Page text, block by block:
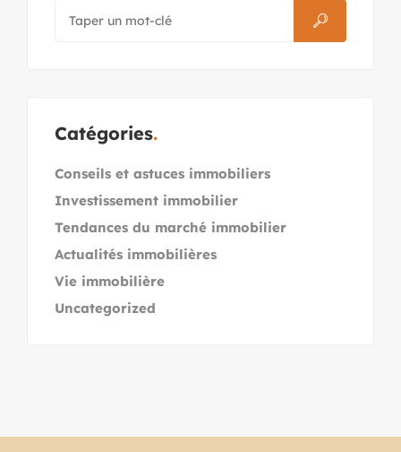
Catégories
Conseils et astuces immobiliers
Investissement immobilier
Tendances du marché immobilier
Actualités immobilières
Vie immobilière
Uncategorized